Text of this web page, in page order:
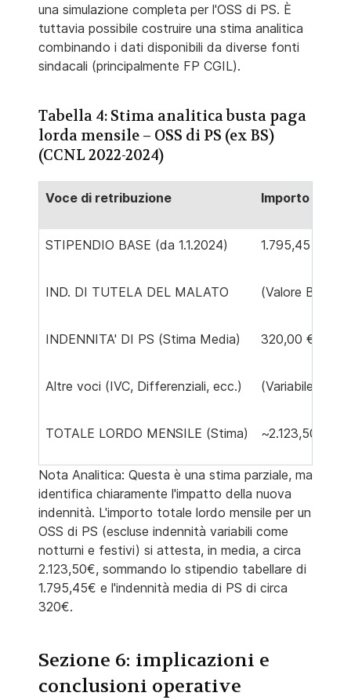
una simulazione completa per l'OSS di PS. È
tuttavia possibile costruire una stima analitica
combinando i dati disponibili da diverse fonti
sindacali (principalmente FP CGIL).
Tabella 4: Stima analitica busta paga
lorda mensile – OSS di PS (ex BS)
(CCNL 2022-2024)
Voce di retribuzione Importo lordo
STIPENDIO BASE (da 1.1.2024) 1.795,45 €
IND. DI TUTELA DEL MALATO (Valore Base)
INDENNITA' DI PS (Stima Media) 320,00 €
Altre voci (IVC, Differenziali, ecc.) (Variabile)
TOTALE LORDO MENSILE (Stima) ~2.123,50 €
Nota Analitica: Questa è una stima parziale, ma
identifica chiaramente l'impatto della nuova
indennità. L'importo totale lordo mensile per un
OSS di PS (escluse indennità variabili come
notturni e festivi) si attesta, in media, a circa
2.123,50€, sommando lo stipendio tabellare di
1.795,45€ e l'indennità media di PS di circa
320€.
Sezione 6: implicazioni e
conclusioni operative